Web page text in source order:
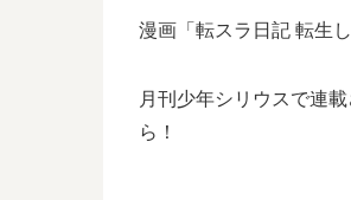
漫画「転スラ日記 転生
月刊少年シリウスで連
ら！